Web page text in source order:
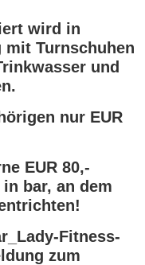
wird in
mit Turnschuhen
und
nur EUR
EUR 80,-
bar, an dem
Fitness-
zum